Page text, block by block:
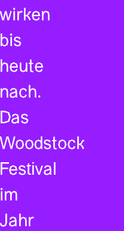
wirken
bis
heute
nach.
Das
Woodstock
Festival
im
Jahr